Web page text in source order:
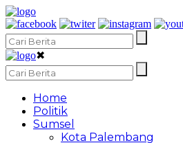
✖
Home
Politik
Sumsel
Kota Palembang